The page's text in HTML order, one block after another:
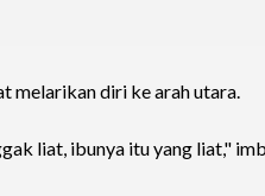
melarikan diri ke arah utara.
liat, ibunya itu yang liat,"